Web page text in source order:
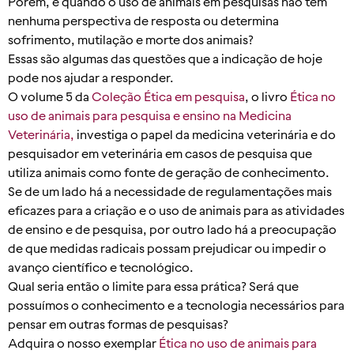
nenhuma perspectiva de resposta ou determina
sofrimento, mutilação e morte dos animais?
Essas são algumas das questões que a indicação de hoje
pode nos ajudar a responder.
O volume 5 da Coleção Ética em pesquisa, o livro Ética no
uso de animais para pesquisa e ensino na Medicina
Veterinária, investiga o papel da medicina veterinária e do
pesquisador em veterinária em casos de pesquisa que
utiliza animais como fonte de geração de conhecimento.
Se de um lado há a necessidade de regulamentações mais
eficazes para a criação e o uso de animais para as atividades
de ensino e de pesquisa, por outro lado há a preocupação
de que medidas radicais possam prejudicar ou impedir o
avanço científico e tecnológico.
Qual seria então o limite para essa prática? Será que
possuímos o conhecimento e a tecnologia necessários para
pensar em outras formas de pesquisas?
Adquira o nosso exemplar Ética no uso de animais para